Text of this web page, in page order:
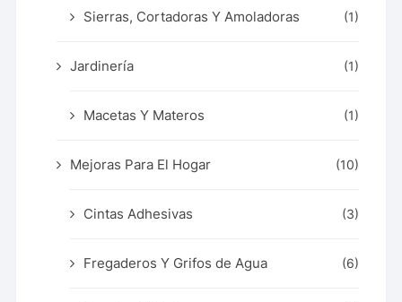
Sierras, Cortadoras Y Amoladoras (1)
Jardinería (1)
Macetas Y Materos (1)
Mejoras Para El Hogar (10)
Cintas Adhesivas (3)
Fregaderos Y Grifos de Agua (6)